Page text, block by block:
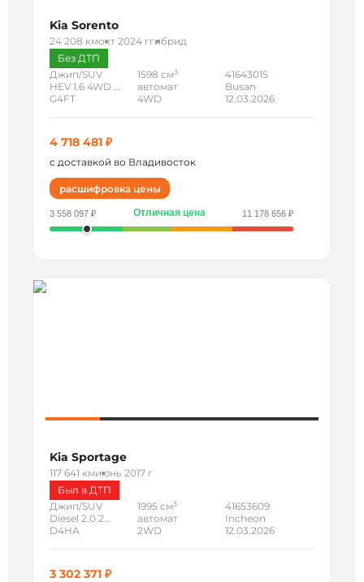
Kia Sorento
24 208 кмокт 2024 ггибрид
Без ДТП
Джип/SUV
HEV 1.6 4WD ...
G4FT
1598 см3
автомат
4WD
41643015
Busan
12.03.2026
4 718 481 ₽
с доставкой во Владивосток
расшифровка цены
3 558 097 ₽ Отличная цена 11 178 656 ₽
Kia Sportage
117 641 кмиюнь 2017 г
Был в ДТП
Джип/SUV
Diesel 2.0 2...
D4HA
1995 см3
автомат
2WD
41653609
Incheon
12.03.2026
3 302 371 ₽